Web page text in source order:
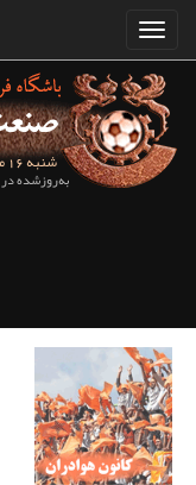
شنبه 16 مرداد ماه 1405
به‌روزشده در 50 دقیقه قبل